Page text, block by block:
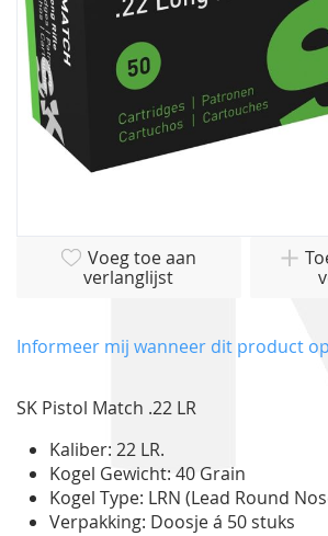
van
gallerij
Voeg toe aan
verlanglijst
Informeer mij wanneer dit product
SK Pistol Match .22 LR
Kaliber: 22 LR.
Kogel Gewicht: 40 Grain
Kogel Type: LRN (Lead Round
Verpakking: Doosje á 50 stuks